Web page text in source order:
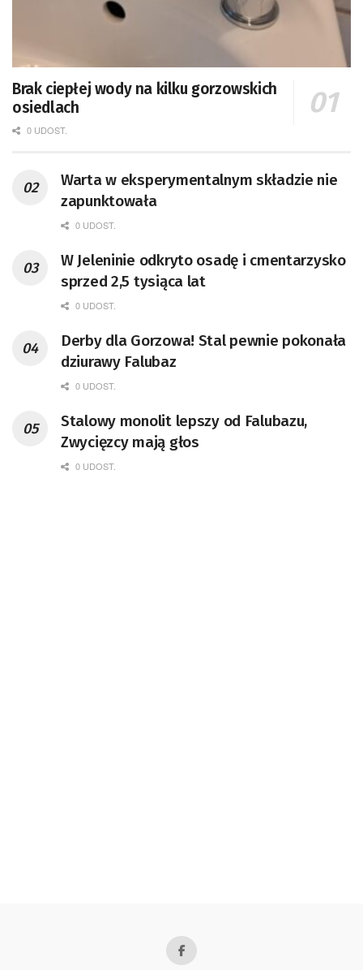
Brak ciepłej wody na kilku gorzowskich
osiedlach
0 UDOST.
Warta w eksperymentalnym składzie nie
zapunktowała
0 UDOST.
W Jeleninie odkryto osadę i cmentarzysko
sprzed 2,5 tysiąca lat
0 UDOST.
Derby dla Gorzowa! Stal pewnie pokonała
dziurawy Falubaz
0 UDOST.
Stalowy monolit lepszy od Falubazu,
Zwycięzcy mają głos
0 UDOST.